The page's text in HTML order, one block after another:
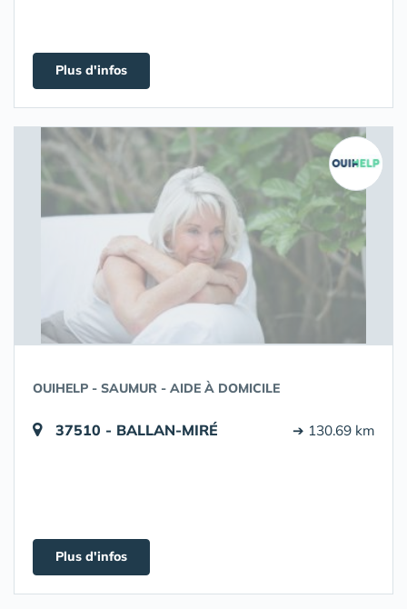
Plus d'infos
OUIHELP - SAUMUR - AIDE À DOMICILE
37510 - BALLAN-MIRÉ ➔ 130.69 km
Plus d'infos